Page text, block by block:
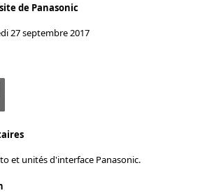
de Panasonic
27 septembre 2017
et unités d'interface Panasonic.